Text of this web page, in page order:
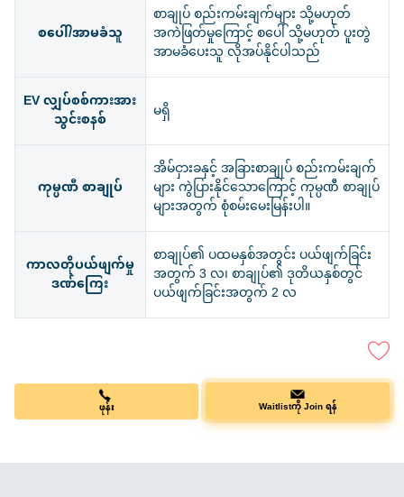
စပေါ်/အာမခံသူ
စာချုပ် စည်းကမ်းချက်များ သို့မဟုတ်
အကဲဖြတ်မှုကြောင့် စပေါ် သို့မဟုတ် ပူးတွဲ
အာမခံပေးသူ လိုအပ်နိုင်ပါသည်
EV လျှပ်စစ်ကားအား
သွင်းစနစ် မရှိ
ကုမ္ပဏီ စာချုပ်
အိမ်ငှားခနှင့် အခြားစာချုပ် စည်းကမ်းချက်
များ ကွဲပြားနိုင်သောကြောင့် ကုမ္ပဏီ စာချုပ်
များအတွက် စုံစမ်းမေးမြန်းပါ။
ကာလတိုပယ်ဖျက်မှု
ဒဏ်ကြေး
စာချုပ်၏ ပထမနှစ်အတွင်း ပယ်ဖျက်ခြင်း
အတွက် 3 လ၊ စာချုပ်၏ ဒုတိယနှစ်တွင်
ပယ်ဖျက်ခြင်းအတွက် 2 လ
ဖုန်း Waitlistကို Join ရန်